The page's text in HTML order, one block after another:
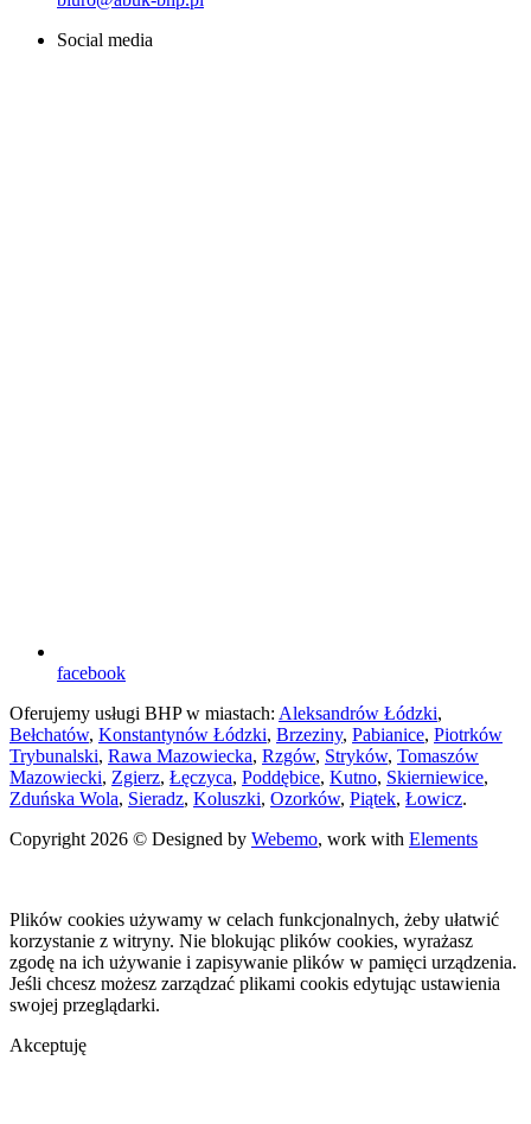
Social media
facebook
Oferujemy usługi BHP w miastach: Aleksandrów Łódzki,
Bełchatów, Konstantynów Łódzki, Brzeziny, Pabianice, Piotrków
Trybunalski, Rawa Mazowiecka, Rzgów, Stryków, Tomaszów
Mazowiecki, Zgierz, Łęczyca, Poddębice, Kutno, Skierniewice,
Zduńska Wola, Sieradz, Koluszki, Ozorków, Piątek, Łowicz.
Copyright 2026 © Designed by Webemo, work with Elements
Plików cookies używamy w celach funkcjonalnych, żeby ułatwić
korzystanie z witryny. Nie blokując plików cookies, wyrażasz
zgodę na ich używanie i zapisywanie plików w pamięci urządzenia.
Jeśli chcesz możesz zarządzać plikami cookis edytując ustawienia
swojej przeglądarki.
Akceptuję